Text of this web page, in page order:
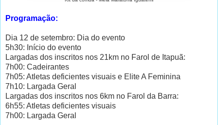
Programação:
Dia 12 de setembro: Dia do evento
5h30: Início do evento
Largadas dos inscritos nos 21km no Farol de Itapuã:
7h00: Cadeirantes
7h05: Atletas deficientes visuais e Elite A Feminina
7h10: Largada Geral
Largadas dos inscritos nos 6km no Farol da Barra:
6h55: Atletas deficientes visuais
7h00: Largada Geral